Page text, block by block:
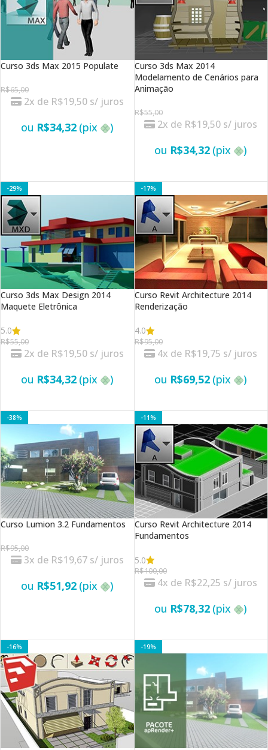
Curso 3ds Max 2015 Populate
R$65,00
2x de R$19,50 s/ juros
ou R$34,32 (pix )
Curso 3ds Max 2014
Modelamento de Cenários para
Animação
R$55,00
2x de R$19,50 s/ juros
ou R$34,32 (pix )
-29%
Curso 3ds Max Design 2014
Maquete Eletrônica
5.0
R$55,00
2x de R$19,50 s/ juros
ou R$34,32 (pix )
-17%
Curso Revit Architecture 2014
Renderização
4.0
R$95,00
4x de R$19,75 s/ juros
ou R$69,52 (pix )
-38%
Curso Lumion 3.2 Fundamentos
R$95,00
3x de R$19,67 s/ juros
ou R$51,92 (pix )
-11%
Curso Revit Architecture 2014
Fundamentos
5.0
R$100,00
4x de R$22,25 s/ juros
ou R$78,32 (pix )
-16% -19%